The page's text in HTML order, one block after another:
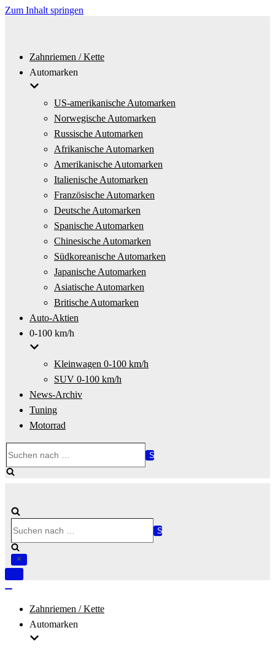
Zum Inhalt springen
Zahnriemen / Kette
Automarken
US-amerikanische Automarken
Norwegische Automarken
Russische Automarken
Afrikanische Automarken
Amerikanische Automarken
Italienische Automarken
Französische Automarken
Deutsche Automarken
Spanische Automarken
Chinesische Automarken
Südkoreanische Automarken
Japanische Automarken
Asiatische Automarken
Britische Automarken
Auto-Aktien
0-100 km/h
Kleinwagen 0-100 km/h
SUV 0-100 km/h
News-Archiv
Tuning
Motorrad
nach …
nach …
Navigation
Zahnriemen / Kette
Automarken